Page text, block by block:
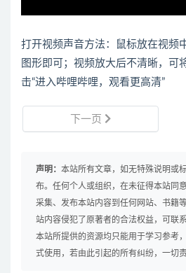
打开视频声音方法：鼠标放在视频
图形即可；视频放大后不清晰，可
击“进入哔哩哔哩，观看更高清”
下一页
声明： 本站所有文章，如无特殊说明或
布。任何个人或组织，在未征得本站同
采集、发布本站内容到任何网站、书籍
站内容侵犯了原著者的合法权益，可联
本站所提供的资源均只能用于学习参考
式使用，若由此引起的所有纠纷，一切